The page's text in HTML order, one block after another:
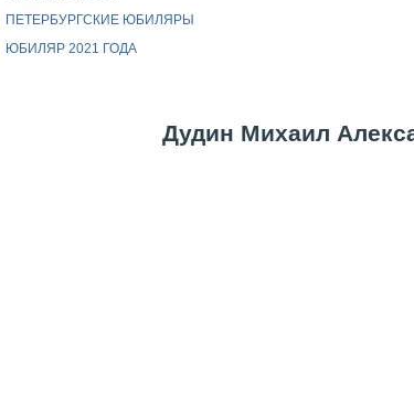
ПЕТЕРБУРГСКИЕ ЮБИЛЯРЫ
ЮБИЛЯР 2021 ГОДА
Дудин Михаил